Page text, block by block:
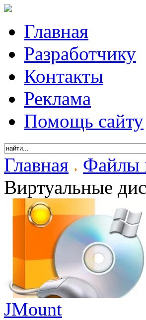
Главная
Разработчику
Контакты
Реклама
Помощь сайту
Главная Файлы
Виртуальные
JMount